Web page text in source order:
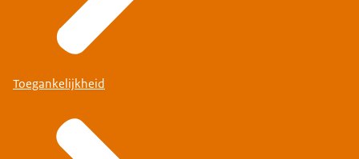
Toegankelijkheid